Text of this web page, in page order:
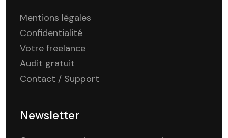
Mentions légales
Confidentialité
Votre freelance
Audit gratuit
Contact / Support
Newsletter